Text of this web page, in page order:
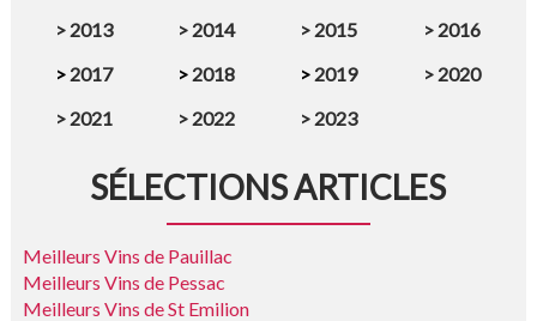
> 2013 > 2014 > 2015 > 2016
>2017 >2018 > 2019 > 2020
> 2021 > 2022 > 2023
SÉLECTIONS ARTICLES
Meilleurs Vins de Pauillac
Meilleurs Vins de Pessac
Meilleurs Vins de St Emilion